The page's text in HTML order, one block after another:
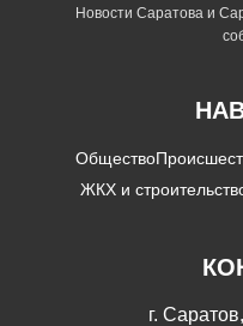
Новости Саратова и
Общество
ЖКХ и
г.